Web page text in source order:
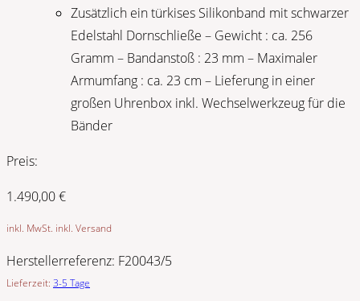
Zusätzlich ein türkises Silikonband mit schwarzer
Edelstahl Dornschließe – Gewicht : ca. 256
Gramm – Bandanstoß : 23 mm – Maximaler
Armumfang : ca. 23 cm – Lieferung in einer
großen Uhrenbox inkl. Wechselwerkzeug für die
Bänder
Preis:
1.490,00€
inkl. MwSt. inkl. Versand
Herstellerreferenz: F20043/5
Lieferzeit: 3-5 Tage